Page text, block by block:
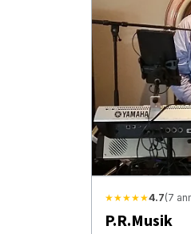
★★★★★4.7(7
P.R.Musik